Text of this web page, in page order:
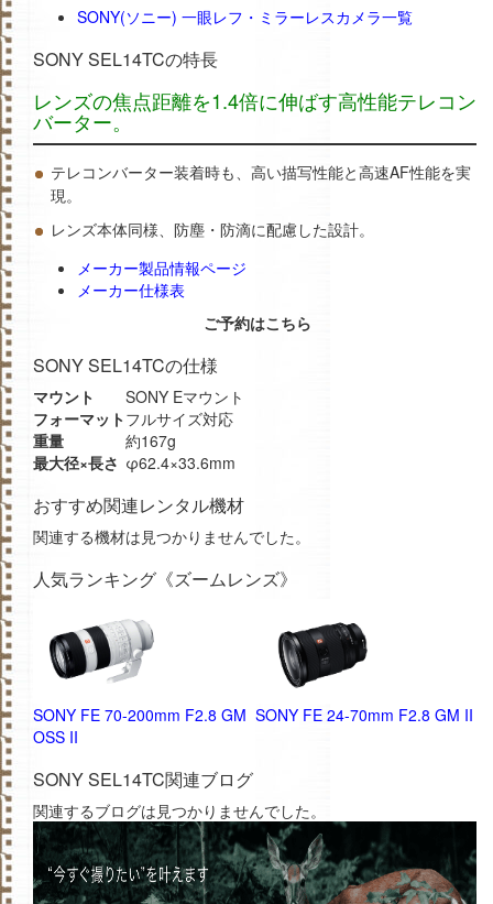
SONY(ソニー) 一眼レフ・ミラーレスカメラ一覧
SONY SEL14TCの特長
レンズの焦点距離を1.4倍に伸ばす高性能テレコン
バーター。
テレコンバーター装着時も、高い描写性能と高速AF性能を実
現。
レンズ本体同様、防塵・防滴に配慮した設計。
メーカー製品情報ページ
メーカー仕様表
ご予約はこちら
SONY SEL14TCの仕様
マウント
SONY Eマウント
フォーマットフルサイズ対応
重量
約167g
最大径×長さ φ62.4×33.6mm
おすすめ関連レンタル機材
関連する機材は見つかりませんでした。
人気ランキング《ズームレンズ》
SONY FE 70-200mm F2.8 GM
OSS II
SONY FE 24-70mm F2.8 GM II
SONY SEL14TC関連ブログ
関連するブログは見つかりませんでした。